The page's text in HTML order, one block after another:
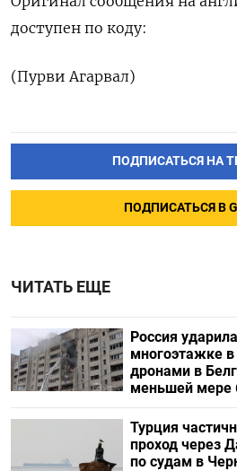
доступен по коду:
(Пурви Агарвал)
ПОДПИСАТЬСЯ НА
ПОДПИСАТЬСЯ В
ЧИТАТЬ ЕЩЕ
Россия
многоэтажке
дронами в
меньшей мере
Турция
проход через
по судам в